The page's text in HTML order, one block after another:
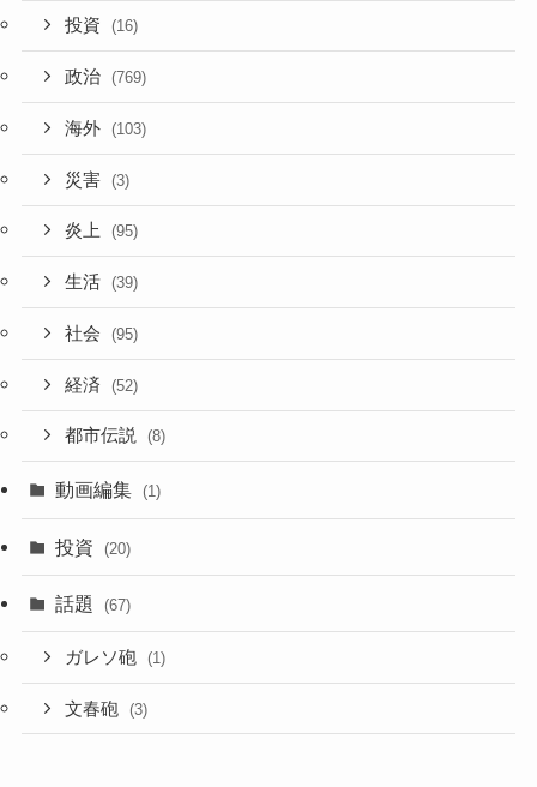
投資 (16)
政治 (769)
海外 (103)
災害 (3)
炎上 (95)
生活 (39)
社会 (95)
経済 (52)
都市伝説 (8)
動画編集 (1)
投資 (20)
話題 (67)
ガレソ砲 (1)
文春砲 (3)